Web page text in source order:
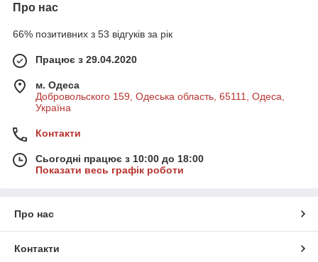
Про нас
66% позитивних з 53 відгуків за рік
Працює з 29.04.2020
м. Одеса
Добровольского 159, Одеська область, 65111, Одеса,
Україна
Контакти
Сьогодні працює з 10:00 до 18:00
Показати весь графік роботи
Про нас
Контакти